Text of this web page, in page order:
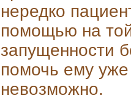
нередко
помощью на
запущенности
помочь ему
невозможно.